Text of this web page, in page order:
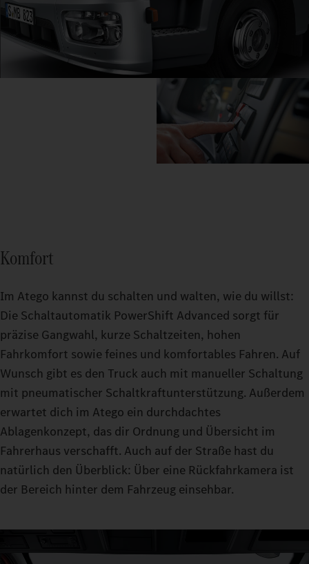
Komfort
Im Atego kannst du schalten und walten, wie du willst:
Die Schaltautomatik PowerShift Advanced sorgt für
präzise Gangwahl, kurze Schaltzeiten, hohen
Fahrkomfort sowie feines und komfortables Fahren. Auf
Wunsch gibt es den Truck auch mit manueller Schaltung
mit pneumatischer Schaltkraftunterstützung. Außerdem
erwartet dich im Atego ein durchdachtes
Ablagenkonzept, das dir Ordnung und Übersicht im
Fahrerhaus verschafft. Auch auf der Straße hast du
natürlich den Überblick: Über eine Rückfahrkamera ist
der Bereich hinter dem Fahrzeug einsehbar.